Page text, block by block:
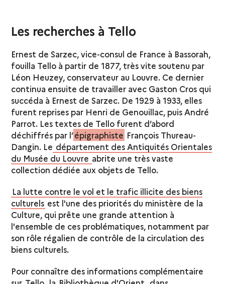
Les recherches à Tello
Ernest de Sarzec, vice-consul de France à Bassorah,
fouilla Tello à partir de 1877, très vite soutenu par
Léon Heuzey, conservateur au Louvre. Ce dernier
continua ensuite de travailler avec Gaston Cros qui
succéda à Ernest de Sarzec. De 1929 à 1933, elles
furent reprises par Henri de Genouillac, puis André
Parrot. Les textes de Tello furent d’abord
déchiffrés par l’épigraphiste François Thureau-
Dangin. Le département des Antiquités Orientales
du Musée du Louvre abrite une très vaste
collection dédiée aux objets de Tello.
La lutte contre le vol et le trafic illicite des biens
culturels est l'une des priorités du ministère de la
Culture, qui prête une grande attention à
l'ensemble de ces problématiques, notamment par
son rôle régalien de contrôle de la circulation des
biens culturels.
Pour connaître des informations complémentaire